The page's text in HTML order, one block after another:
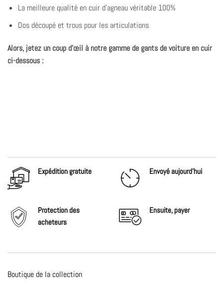
La meilleure qualité en cuir d'agneau véritable 100%
Dos découpé et trous pour les articulations
Alors, jetez un coup d'œil à notre gamme de gants de voiture en cuir
ci-dessous :
Expédition gratuite Envoyé aujourd'hui
Protection des
acheteurs
Ensuite,payer
Boutique de la collection